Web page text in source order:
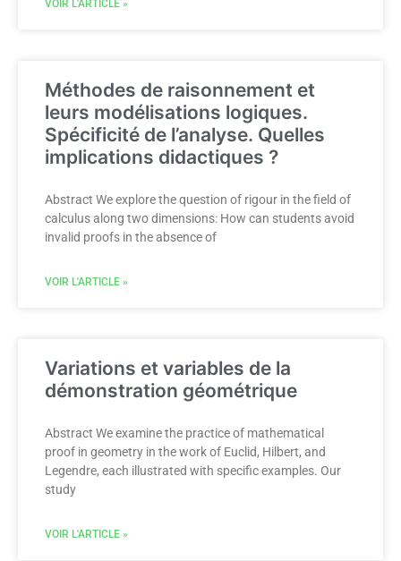
VOIR L'ARTICLE »
Méthodes de raisonnement et
leurs modélisations logiques.
Spécificité de l’analyse. Quelles
implications didactiques ?
Abstract We explore the question of rigour in the field of
calculus along two dimensions: How can students avoid
invalid proofs in the absence of
VOIR L'ARTICLE »
Variations et variables de la
démonstration géométrique
Abstract We examine the practice of mathematical
proof in geometry in the work of Euclid, Hilbert, and
Legendre, each illustrated with specific examples. Our
study
VOIR L'ARTICLE »